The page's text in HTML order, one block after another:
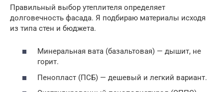
Правильный выбор утеплителя определяет
долговечность фасада. Я подбираю материалы исходя
из типа стен и бюджета.
Минеральная вата (базальтовая) — дышит, не
горит.
Пенопласт (ПСБ) — дешевый и легкий вариант.